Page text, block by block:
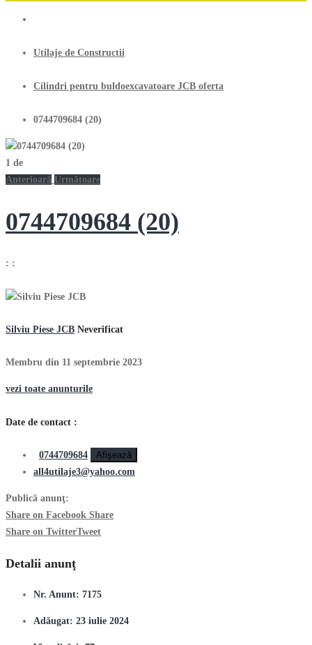
Utilaje de Constructii
Cilindri pentru buldoexcavatoare JCB oferta
0744709684 (20)
1 de
Anterioară Următoare
0744709684 (20)
: :
Silviu Piese JCB Neverificat
Membru din 11 septembrie 2023
vezi toate anunturile
Date de contact :
0744709684
Afişează
all4utilaje3@yahoo.com
Publică anunţ:
Share on Facebook Share
Share on TwitterTweet
Detalii anunţ
Nr. Anunt: 7175
Adăugat: 23 iulie 2024